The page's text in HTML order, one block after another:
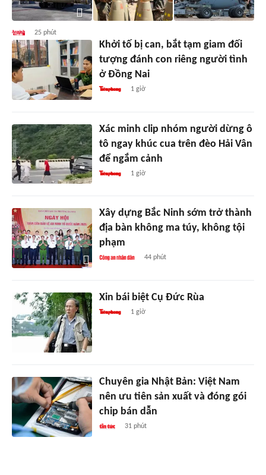
25 phút
Khởi tố bị can, bắt tạm giam đối
tượng đánh con riêng người tình
ở Đồng Nai
1 giờ
Xác minh clip nhóm người dừng ô
tô ngay khúc cua trên đèo Hải Vân
để ngắm cảnh
1 giờ
Xây dựng Bắc Ninh sớm trở thành
địa bàn không ma túy, không tội
phạm
44 phút
Xin bái biệt Cụ Đức Rùa
1 giờ
Chuyên gia Nhật Bản: Việt Nam
nên ưu tiên sản xuất và đóng gói
chip bán dẫn
31 phút